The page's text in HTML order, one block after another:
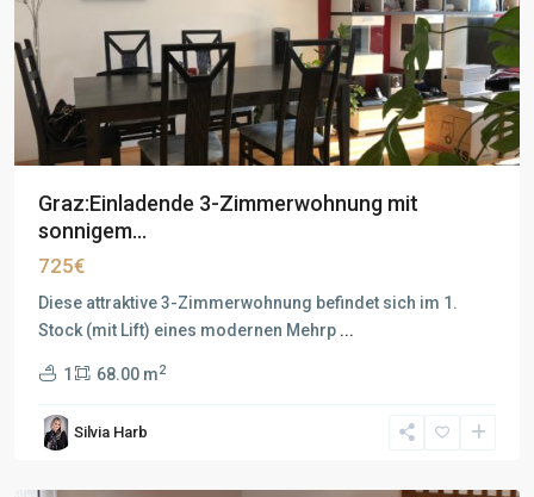
Graz:Einladende 3-Zimmerwohnung mit
sonnigem...
725€
Diese attraktive 3-Zimmerwohnung befindet sich im 1.
Stock (mit Lift) eines modernen Mehrp ...
1 68.00 m2
Silvia Harb